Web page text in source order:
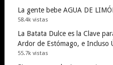
La gente bebe AGUA DE
58.4k vistas
La Batata Dulce es la Clave
Ardor de Estómago, e Incluso
55.7k vistas